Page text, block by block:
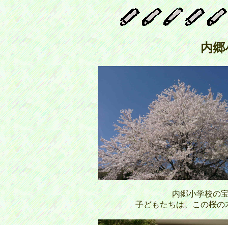
内郷
内郷小学校の
子どもたちは、この桜